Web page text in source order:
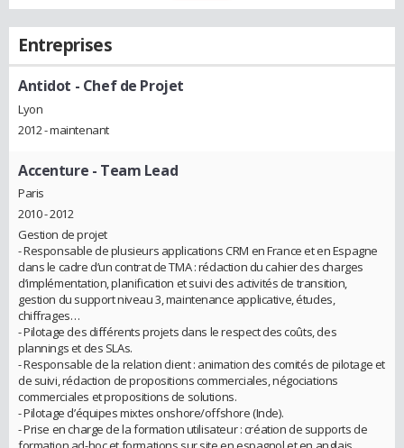
Entreprises
Antidot - Chef de Projet
Lyon
2012 - maintenant
Accenture - Team Lead
Paris
2010 - 2012
Gestion de projet
- Responsable de plusieurs applications CRM en France et en Espagne
dans le cadre d’un contrat de TMA : rédaction du cahier des charges
d’implémentation, planification et suivi des activités de transition,
gestion du support niveau 3, maintenance applicative, études,
chiffrages…
- Pilotage des différents projets dans le respect des coûts, des
plannings et des SLAs.
- Responsable de la relation client : animation des comités de pilotage et
de suivi, rédaction de propositions commerciales, négociations
commerciales et propositions de solutions.
- Pilotage d’équipes mixtes onshore/offshore (Inde).
- Prise en charge de la formation utilisateur : création de supports de